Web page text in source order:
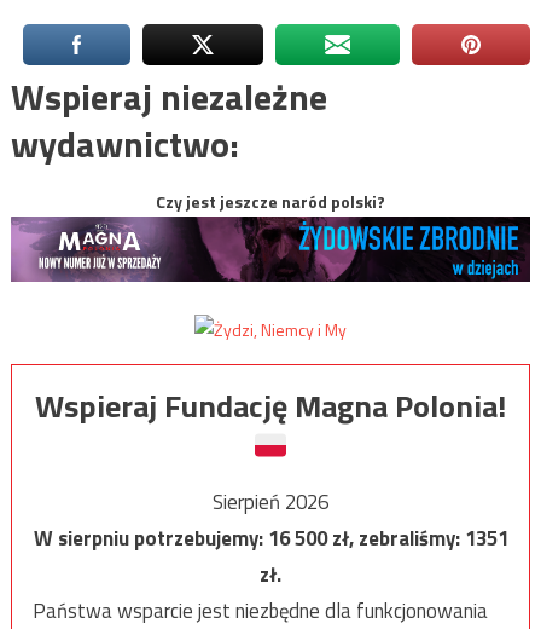
Wspieraj niezależne
wydawnictwo:
Czy jest jeszcze naród polski?
Wspieraj Fundację Magna Polonia!
Sierpień 2026
W sierpniu potrzebujemy:16 500zł, zebraliśmy:1351
zł.
Państwa wsparcie jest niezbędne dla funkcjonowania